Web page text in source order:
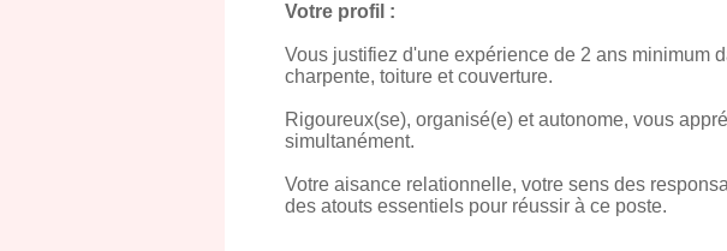
Votre profil :
Vous justifiez d'une expérience de 2 ans minimum
charpente, toiture et couverture.
Rigoureux(se), organisé(e) et autonome, vous
simultanément.
Votre aisance relationnelle, votre sens des
des atouts essentiels pour réussir à ce poste.